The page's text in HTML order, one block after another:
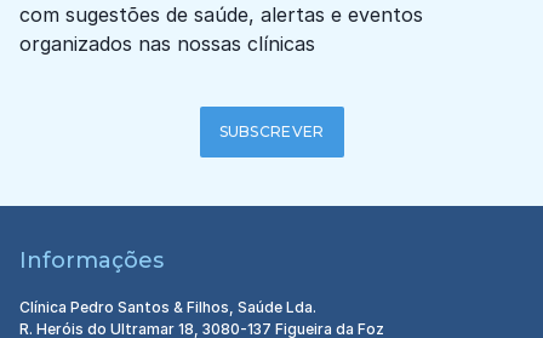
com sugestões de saúde, alertas e eventos
organizados nas nossas clínicas
SUBSCREVER
Informações
Clínica Pedro Santos & Filhos, Saúde Lda.
R. Heróis do Ultramar 18, 3080-137 Figueira da Foz